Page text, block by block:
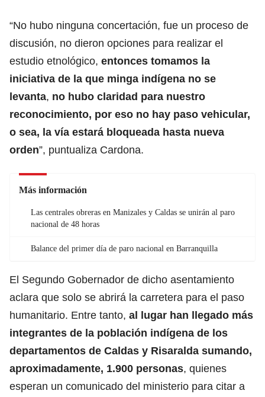
“No hubo ninguna concertación, fue un proceso de
discusión, no dieron opciones para realizar el
estudio etnológico, entonces tomamos la
iniciativa de la que minga indígena no se
levanta, no hubo claridad para nuestro
reconocimiento, por eso no hay paso vehicular,
o sea, la vía estará bloqueada hasta nueva
orden”, puntualiza Cardona.
Más información
Las centrales obreras en Manizales y Caldas se unirán al paro
nacional de 48 horas
Balance del primer día de paro nacional en Barranquilla
El Segundo Gobernador de dicho asentamiento
aclara que solo se abrirá la carretera para el paso
humanitario. Entre tanto, al lugar han llegado más
integrantes de la población indígena de los
departamentos de Caldas y Risaralda sumando,
aproximadamente, 1.900 personas, quienes
esperan un comunicado del ministerio para citar a